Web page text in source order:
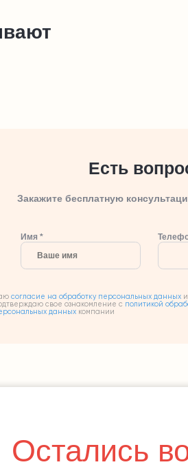
Есть
Закажите бесплатную
Имя *
согласие на обработку персональных данных и
свое ознакомление с политикой
данных компании
Остались